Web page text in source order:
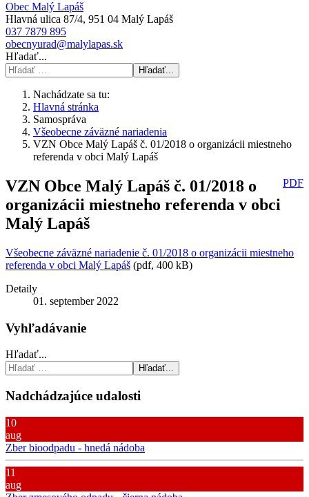
Obec Malý Lapáš
Hlavná ulica 87/4, 951 04 Malý Lapáš
037 7879 895
obecnyurad@malylapas.sk
Hľadať...
Hľadať...
Nachádzate sa tu:
Hlavná stránka
Samospráva
Všeobecne záväzné nariadenia
VZN Obce Malý Lapáš č. 01/2018 o organizácii miestneho
referenda v obci Malý Lapáš
PDF
VZN Obce Malý Lapáš č. 01/2018 o
organizácii miestneho referenda v obci
Malý Lapáš
Všeobecne záväzné nariadenie č. 01/2018 o organizácii miestneho
referenda v obci Malý Lapáš (pdf, 400 kB)
Detaily
01. september 2022
Vyhľadávanie
Hľadať...
Hľadať...
Nadchádzajúce udalosti
10
aug
Zber bioodpadu - hnedá nádoba
11
aug